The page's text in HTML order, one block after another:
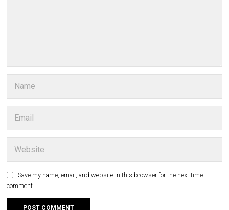
Save my name, email, and website in this browser for the next time I
comment.